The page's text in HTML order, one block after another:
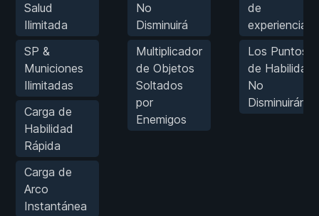
Salud
Ilimitada
SP &
Municiones
Ilimitadas
Carga de
Habilidad
Rápida
Carga de
Arco
Instantánea
No
Disminuirá
Multiplicador
de Objetos
Soltados
por
Enemigos
de
experiencia
Los Puntos
de Habilidad
No
Disminuirán